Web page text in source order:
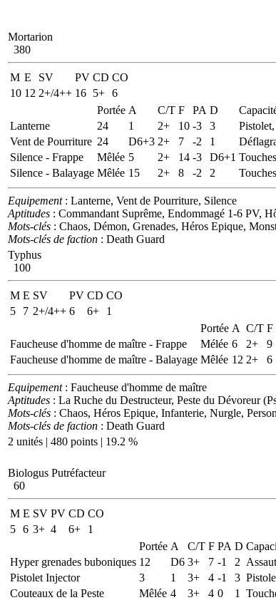
Mortarion
380
M E SV PV CD CO
10 12 2+/4++ 16 5+ 6
Portée A C/T F PA D
Lanterne
24 1 2+ 10 -3 3
Vent de Pourriture 24 D6+3 2+ 7 -2 1
Silence - Frappe
Mêlée 5 2+ 14 -3 D6+1
Silence - Balayage Mêlée 15 2+ 8 -2 2
Equipement: Lanterne, Vent de Pourriture, Silence
Aptitudes : Commandant Suprême, Endommagé 1-6 PV,
Mots-clés : Chaos, Démon, Grenades, Héros Epique,
Mots-clés de faction : Death Guard
Typhus
100
M E SV PV CD CO
5
7 2+/4++ 6 6+
1
Portée A C/T F
Faucheuse d'homme de maître - Frappe
Mélée 6 2+ 9
Faucheuse d'homme de maître - Balayage Mêlée 12 2+ 6
Equipement: Faucheuse d'homme de maître
Aptitudes : La Ruche du Destructeur, Peste du Dévoreur
Mots-clés : Chaos, Héros Epique, Infanterie, Nurgle,
Mots-clés de faction : Death Guard
2 unités | 480 points | 19.2 %
Biologus Putréfacteur
60
M E SV PV CD CO
5 6 3+ 4 6+
1
Portée A C/T F PA D
Hyper grenades buboniques 12 D6 3+ 7 -1 2
Pistolet Injector
3 1 3+ 4 -1 3
Couteaux de la Peste
Mêlée 4 3+ 4 0 1